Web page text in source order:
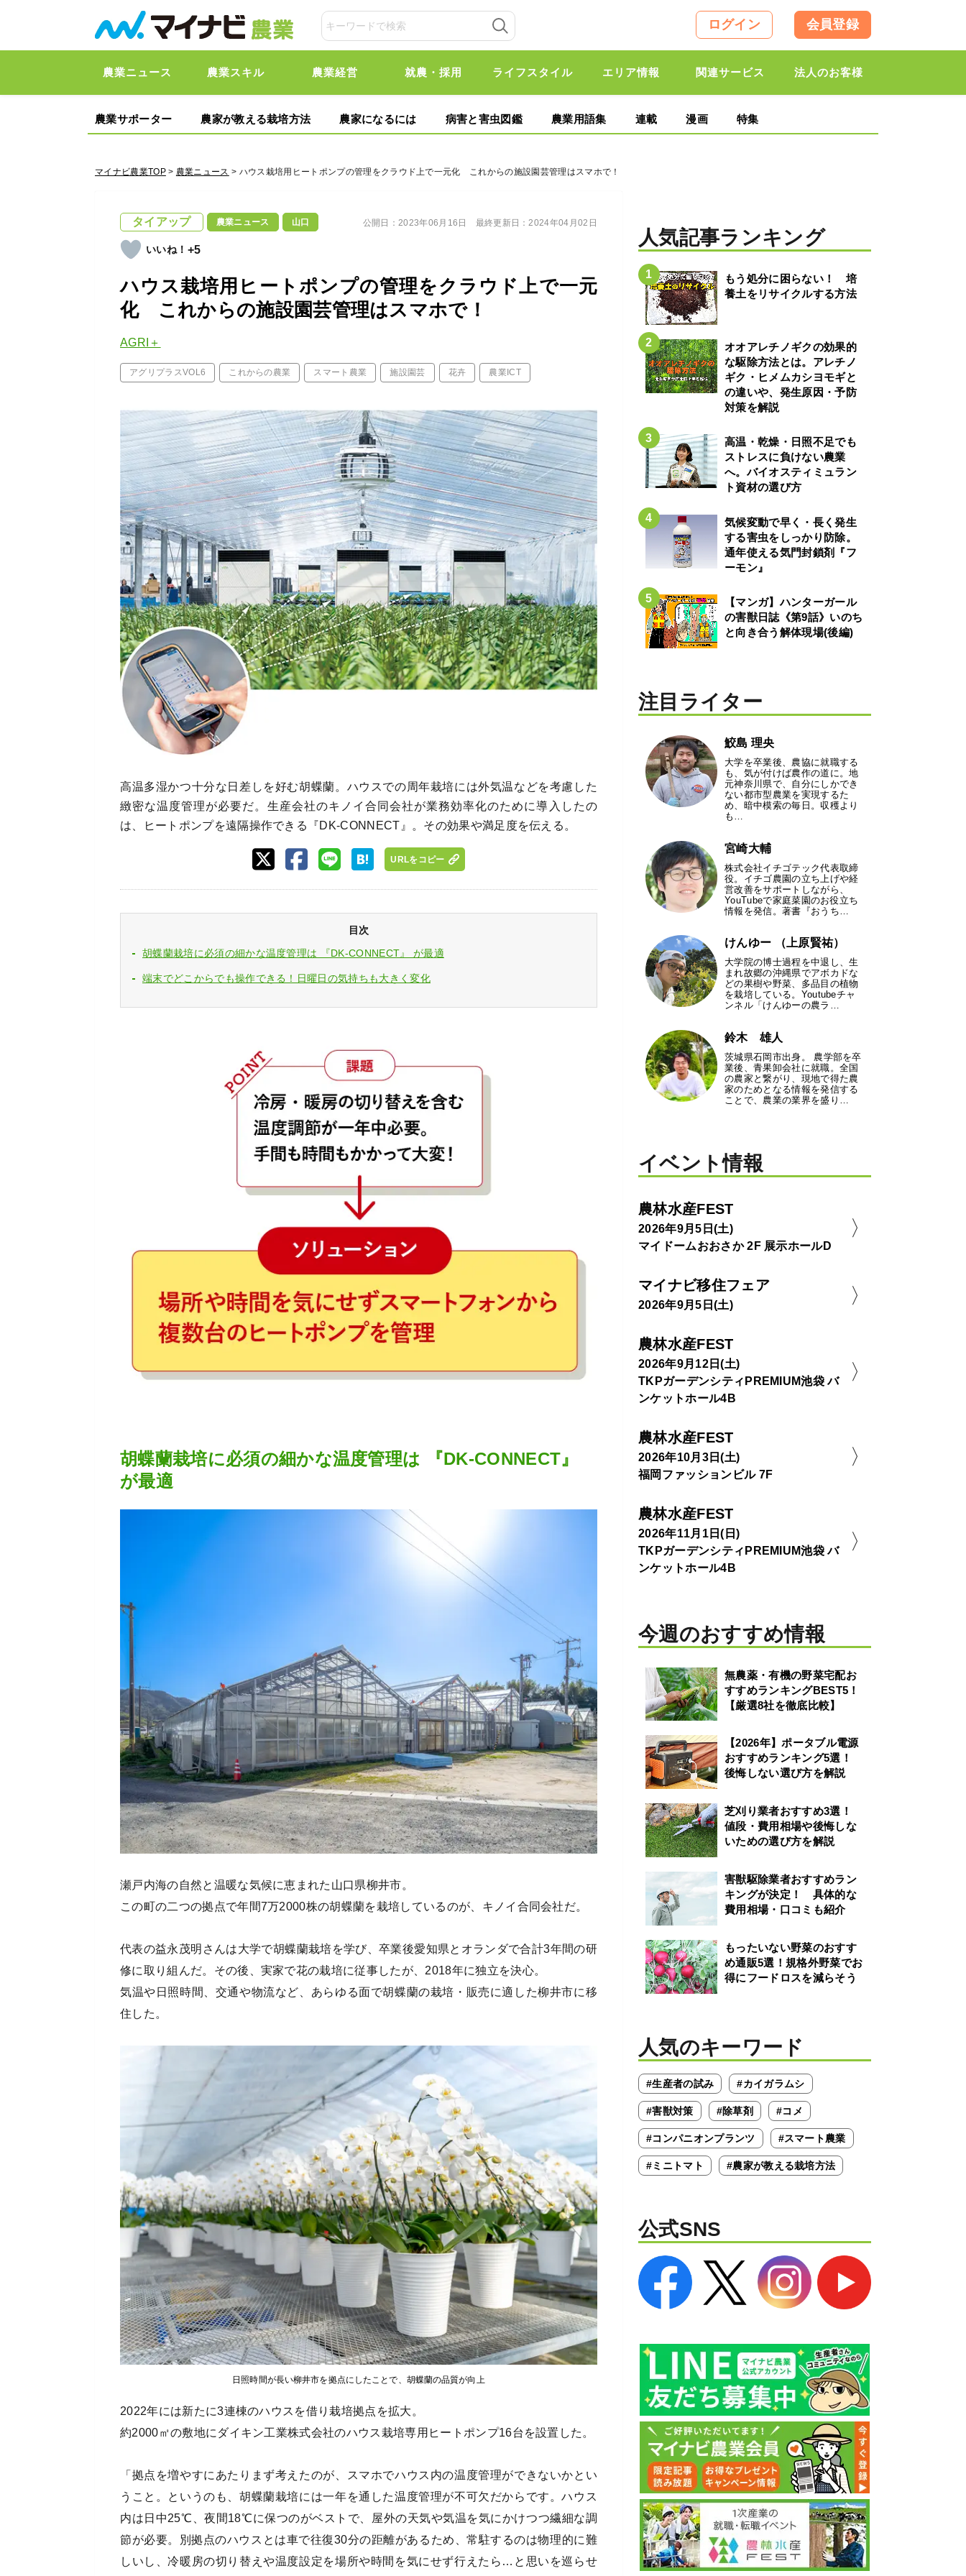
ログイン 会員登録
農業ニュース 農業スキル 農業経営 就農・採用 ライフスタイル エリア情報 関連サービス 法人のお客様
農業サポーター 農家が教える栽培方法 農家になるには 病害と害虫図鑑 農業用語集 連載 漫画 特集
マイナビ農業TOP> 農業ニュース > ハウス栽培用ヒートポンプの管理をクラウド上で一元化 これからの施設園芸管理はスマホで！
タイアップ 農業ニュース 山口
+5
ハウス栽培用ヒートポンプの管理をクラウド上で一元
化 これからの施設園芸管理はスマホで！
AGRI＋
アグリプラスVOL6 これからの農業 スマート農業 施設園芸 花卉 農業ICT
公開日：2023年06月16日 最終更新日：2024年04月02日
高温多湿かつ十分な日差しを好む胡蝶蘭。ハウスでの周年栽培には外気温などを考慮した
緻密な温度管理が必要だ。生産会社のキノイ合同会社が業務効率化のために導入したの
は、ヒートポンプを遠隔操作できる『DK-CONNECT』。その効果や満足度を伝える。
URLをコピー
目次
胡蝶蘭栽培に必須の細かな温度管理は 『DK-CONNECT』 が最適
端末でどこからでも操作できる！日曜日の気持ちも大きく変化
胡蝶蘭栽培に必須の細かな温度管理は 『DK-CONNECT』
が最適
瀬戸内海の自然と温暖な気候に恵まれた山口県柳井市。
この町の二つの拠点で年間7万2000株の胡蝶蘭を栽培しているのが、キノイ合同会社だ。
代表の益永茂明さんは大学で胡蝶蘭栽培を学び、卒業後愛知県とオランダで合計3年間の研
修に取り組んだ。その後、実家で花の栽培に従事したが、2018年に独立を決心。
気温や日照時間、交通や物流など、あらゆる面で胡蝶蘭の栽培・販売に適した柳井市に移
住した。
日照時間が長い柳井市を拠点にしたことで、胡蝶蘭の品質が向上
2022年には新たに3連棟のハウスを借り栽培拠点を拡大。
約2000㎡の敷地にダイキン工業株式会社のハウス栽培専用ヒートポンプ16台を設置した。
「拠点を増やすにあたりまず考えたのが、スマホでハウス内の温度管理ができないかとい
うこと。というのも、胡蝶蘭栽培には一年を通した温度管理が不可欠だからです。ハウス
内は日中25℃、夜間18℃に保つのがベストで、屋外の天気や気温を気にかけつつ繊細な調
節が必要。別拠点のハウスとは車で往復30分の距離があるため、常駐するのは物理的に難
しいし、冷暖房の切り替えや温度設定を場所や時間を気にせず行えたら…と思いを巡らせ
人気記事ランキング
もう処分に困らない！ 培
養土をリサイクルする方法
オオアレチノギクの効果的
な駆除方法とは。アレチノ
ギク・ヒメムカシヨモギと
の違いや、発生原因・予防
対策を解説
高温・乾燥・日照不足でも
ストレスに負けない農業
へ。バイオスティミュラン
ト資材の選び方
気候変動で早く・長く発生
する害虫をしっかり防除。
通年使える気門封鎖剤『フ
ーモン』
【マンガ】ハンターガール
の害獣日誌《第9話》いのち
と向き合う解体現場(後編)
注目ライター
鮫島 理央
大学を卒業後、農協に就職する
も、気が付けば農作の道に。地
元神奈川県で、自分にしかでき
ない都市型農業を実現するた
め、暗中模索の毎日。収穫より
も…
宮崎大輔
株式会社イチゴテック代表取締
役。イチゴ農園の立ち上げや経
営改善をサポートしながら、
YouTubeで家庭菜園のお役立ち
情報を発信。著書『おうち…
けんゆー （上原賢祐）
大学院の博士過程を中退し、生
まれ故郷の沖縄県でアボカドな
どの果樹や野菜、多品目の植物
を栽培している。Youtubeチャ
ンネル「けんゆーの農ラ…
鈴木 雄人
茨城県石岡市出身。 農学部を卒
業後、青果卸会社に就職。全国
の農家と繋がり、現地で得た農
家のためとなる情報を発信する
ことで、農業の業界を盛り…
イベント情報
農林水産FEST
2026年9月5日(土)
マイドームおおさか 2F 展示ホールD
マイナビ移住フェア
2026年9月5日(土)
農林水産FEST
2026年9月12日(土)
TKPガーデンシティPREMIUM池袋 バ
ンケットホール4B
農林水産FEST
2026年10月3日(土)
福岡ファッションビル 7F
農林水産FEST
2026年11月1日(日)
TKPガーデンシティPREMIUM池袋 バ
ンケットホール4B
今週のおすすめ情報
無農薬・有機の野菜宅配お
すすめランキングBEST5！
【厳選8社を徹底比較】
【2026年】ポータブル電源
おすすめランキング5選！
後悔しない選び方を解説
芝刈り業者おすすめ3選！
値段・費用相場や後悔しな
いための選び方を解説
害獣駆除業者おすすめラン
キングが決定！ 具体的な
費用相場・口コミも紹介
もったいない野菜のおすす
め通販5選！規格外野菜でお
得にフードロスを減らそう
人気のキーワード
#生産者の試み #カイガラムシ
#害獣対策 #除草剤 #コメ
#コンパニオンプランツ #スマート農業
#ミニトマト #農家が教える栽培方法
公式SNS